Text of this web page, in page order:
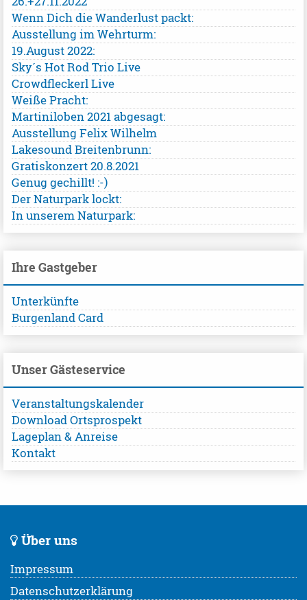
Wenn Dich die Wanderlust packt:
Ausstellung im Wehrturm:
19.August 2022:
Sky´s Hot Rod Trio Live
Crowdfleckerl Live
Weiße Pracht:
Martiniloben 2021 abgesagt:
Ausstellung Felix Wilhelm
Lakesound Breitenbrunn:
Gratiskonzert 20.8.2021
Genug gechillt! :-)
Der Naturpark lockt:
In unserem Naturpark:
Ihre Gastgeber
Unterkünfte
Burgenland Card
Unser Gästeservice
Veranstaltungskalender
Download Ortsprospekt
Lageplan & Anreise
Kontakt
Über uns
Impressum
Datenschutzerklärung